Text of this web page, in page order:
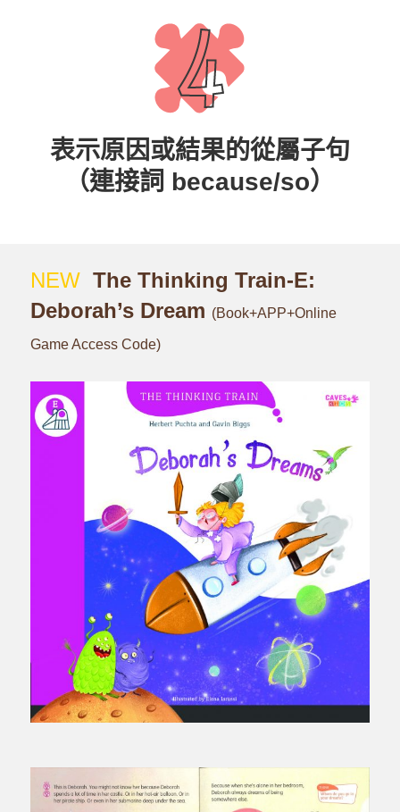
表示原因或結果的從屬子句
（連接詞 because/so）
NEWThe Thinking Train-E:
Deborah’s Dream (Book+APP+Online
Game Access Code)